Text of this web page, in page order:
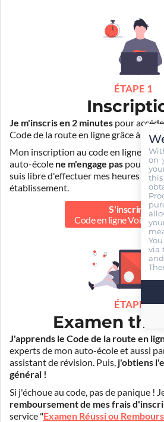
ÉTAPE 1
Je m'inscris en 2 minutes pour
Code de la route en ligne grâce à
Mon inscription au code en ligne
auto-école ne m'engage pas pour la
suis libre d'effectuer mes heures de
établissement.
S'inscrire au
Code en ligne Voiture
ÉTAPE 2
Examen
J'apprends le Code de la route en
experts de mon auto-école et aussi
assistant de révision. Puis, j'obtiens
général !
Si j'échoue au code, pas de panique !
remboursement de mes frais
service "Examen Réussi ou
on
via